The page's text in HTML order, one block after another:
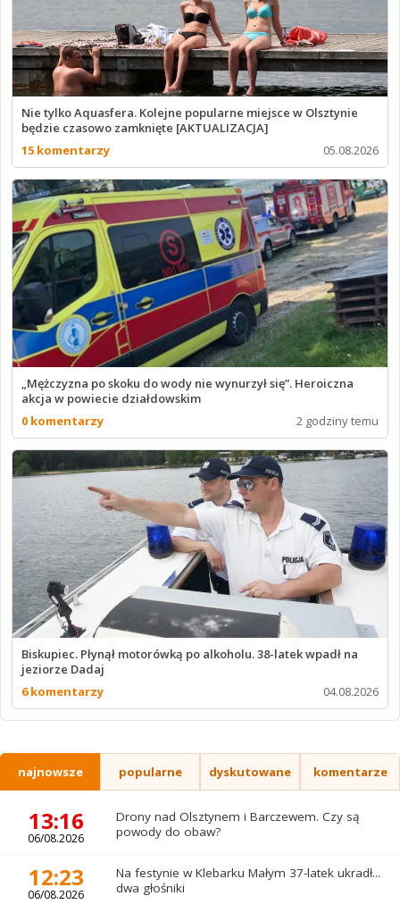
Nie tylko Aquasfera. Kolejne popularne miejsce w Olsztynie
będzie czasowo zamknięte [AKTUALIZACJA]
15 komentarzy
05.08.2026
„Mężczyzna po skoku do wody nie wynurzył się”. Heroiczna
akcja w powiecie działdowskim
0 komentarzy
2 godziny temu
Biskupiec. Płynął motorówką po alkoholu. 38-latek wpadł na
jeziorze Dadaj
6 komentarzy
04.08.2026
najnowsze popularne dyskutowane komentarze
13:16
06/08.2026
Drony nad Olsztynem i Barczewem. Czy są
powody do obaw?
12:23
06/08.2026
Na festynie w Klebarku Małym 37-latek ukradł...
dwa głośniki